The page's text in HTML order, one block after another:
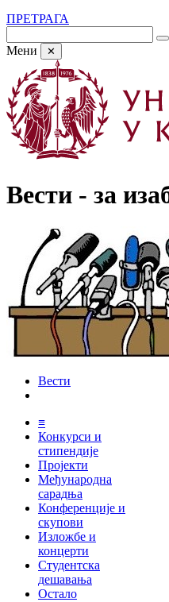
ПРЕТРАГА
Мени ✕
Вести - за
Вести
≡
Конкурси и
стипендије
Пројекти
Међународна
сарадња
Конференције и
скупови
Изложбе и
концерти
Студентска
дешавања
Остало